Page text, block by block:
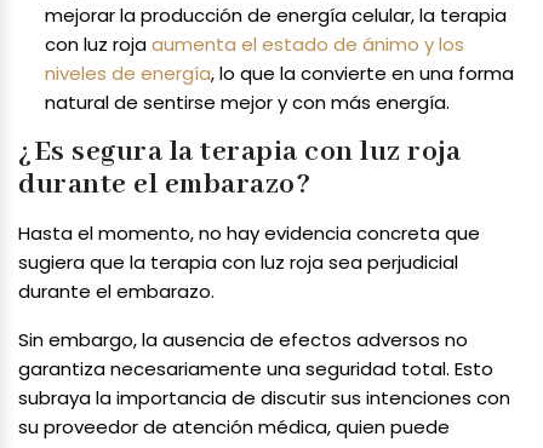
mejorar la producción de energía celular, la terapia
con luz rojaaumenta el estado de ánimo y los
niveles de energía, lo que la convierte en una forma
natural de sentirse mejor y con más energía.
¿Es segura la terapia con luz roja
durante el embarazo?
Hasta el momento, no hay evidencia concreta que
sugiera que la terapia con luz roja sea perjudicial
durante el embarazo.
Sin embargo, la ausencia de efectos adversos no
garantiza necesariamente una seguridad total. Esto
subraya la importancia de discutir sus intenciones con
su proveedor de atención médica, quien puede